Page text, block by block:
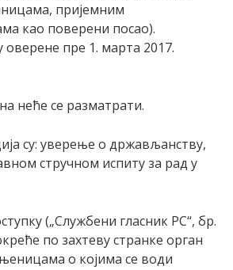
пријемним
као поверени посао).
оверене пре 1. марта 2017.
неће се разматрати.
су: уверење о држављанству,
стручном испиту за рад у
(„Службени гласник РС“, бр.
по захтеву странке орган
о којима се води